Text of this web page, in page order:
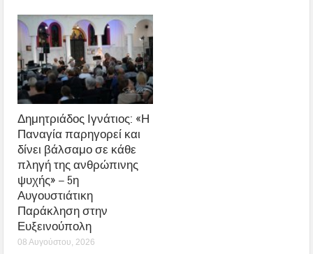
Δημητριάδος Ιγνάτιος: «Η
Παναγία παρηγορεί και
δίνει βάλσαμο σε κάθε
πληγή της ανθρώπινης
ψυχής» – 5η
Αυγουστιάτικη
Παράκληση στην
Ευξεινούπολη
08 Αυγούστου, 2026